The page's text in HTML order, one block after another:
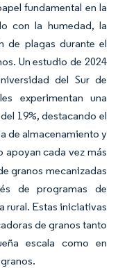
fundamental en la
con la humedad, la
de plagas durante el
Un estudio de 2024
del Sur de
experimentan una
19%, destacando el
de almacenamiento y
apoyan cada vez más
granos mecanizadas
de programas de
rural. Estas iniciativas
de granos tanto
escala como en